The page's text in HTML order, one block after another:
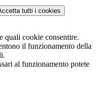
tutti i cookies
quali cookie consentire.
il funzionamento della
al funzionamento potete